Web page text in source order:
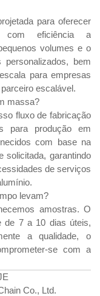
para oferecer
com eficiência a
volumes e o
personalizados, bem
para empresas
escalável.
massa?
fluxo de fabricação
para produção em
com base na
solicitada, garantindo
de serviços
levam?
amostras. O
de 7 a 10 dias úteis,
a qualidade, o
se com a
Co., Ltd.